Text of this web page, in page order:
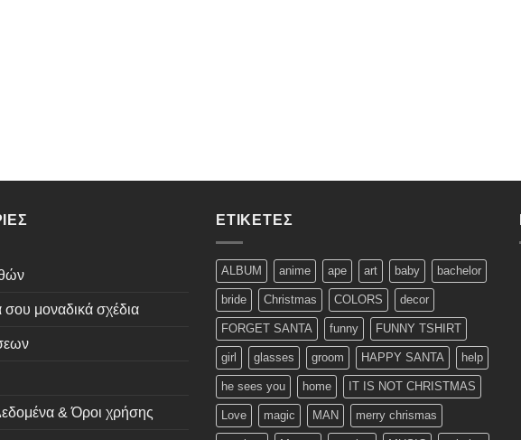
σου μοναδικά σχέδια
& Όροι χρήσης
ΕΤΙΚΈΤΕΣ
ALBUM anime ape art baby bachelor
bride Christmas COLORS decor
FORGET SANTA funny FUNNY TSHIRT
girl glasses groom HAPPY SANTA help
he sees you home IT IS NOT CHRISTMAS
Love magic MAN merry chrismas